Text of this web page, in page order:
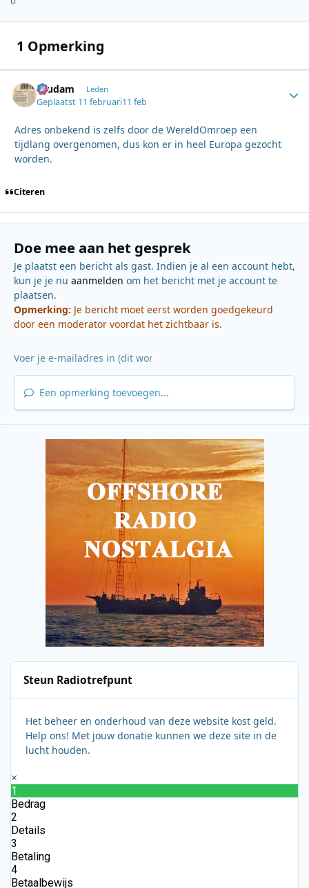
1 Opmerking
ruudam Leden
Geplaatst 11 februari11 feb
Adres onbekend is zelfs door de WereldOmroep een
tijdlang overgenomen, dus kon er in heel Europa gezocht
worden.
Citeren
Doe mee aan het gesprek
Je plaatst een bericht als gast. Indien je al een account hebt,
kun je je nu aanmelden om het bericht met je account te
plaatsen.
Opmerking: Je bericht moet eerst worden goedgekeurd
door een moderator voordat het zichtbaar is.
Een opmerking toevoegen...
Steun Radiotrefpunt
Het beheer en onderhoud van deze website kost geld.
Help ons! Met jouw donatie kunnen we deze site in de
lucht houden.